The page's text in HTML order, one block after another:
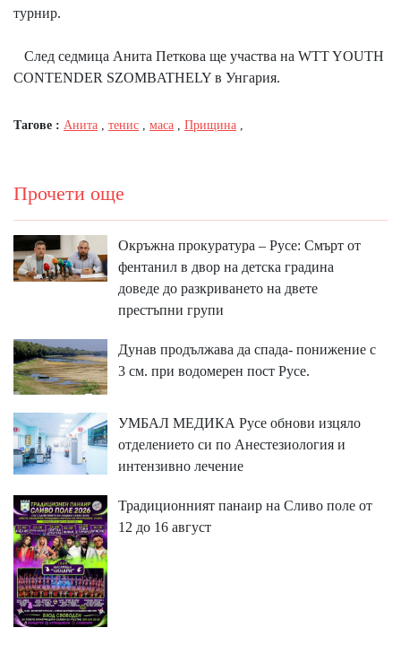
турнир.
След седмица Анита Петкова ще участва на WTT YOUTH
CONTENDER SZOMBATHELY в Унгария.
Тагове : Анита тенис маса Прищина
Прочети още
Окръжна прокуратура – Русе: Смърт от
фентанил в двор на детска градина
доведе до разкриването на двете
престъпни групи
Дунав продължава да спада- понижение с
3 см. при водомерен пост Русе.
УМБАЛ МЕДИКА Русе обнови изцяло
отделението си по Анестезиология и
интензивно лечение
Традиционният панаир на Сливо поле от
12 до 16 август